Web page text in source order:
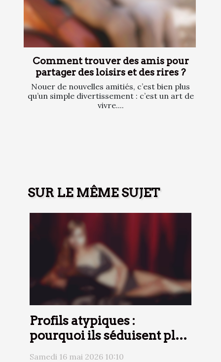
Comment trouver des amis pour
partager des loisirs et des rires ?
Nouer de nouvelles amitiés, c’est bien plus
qu’un simple divertissement : c’est un art de
vivre....
SUR LE MÊME SUJET
Profils atypiques :
pourquoi ils séduisent plus
que les standards sur les
Samedi 16 mai 2026 10:10